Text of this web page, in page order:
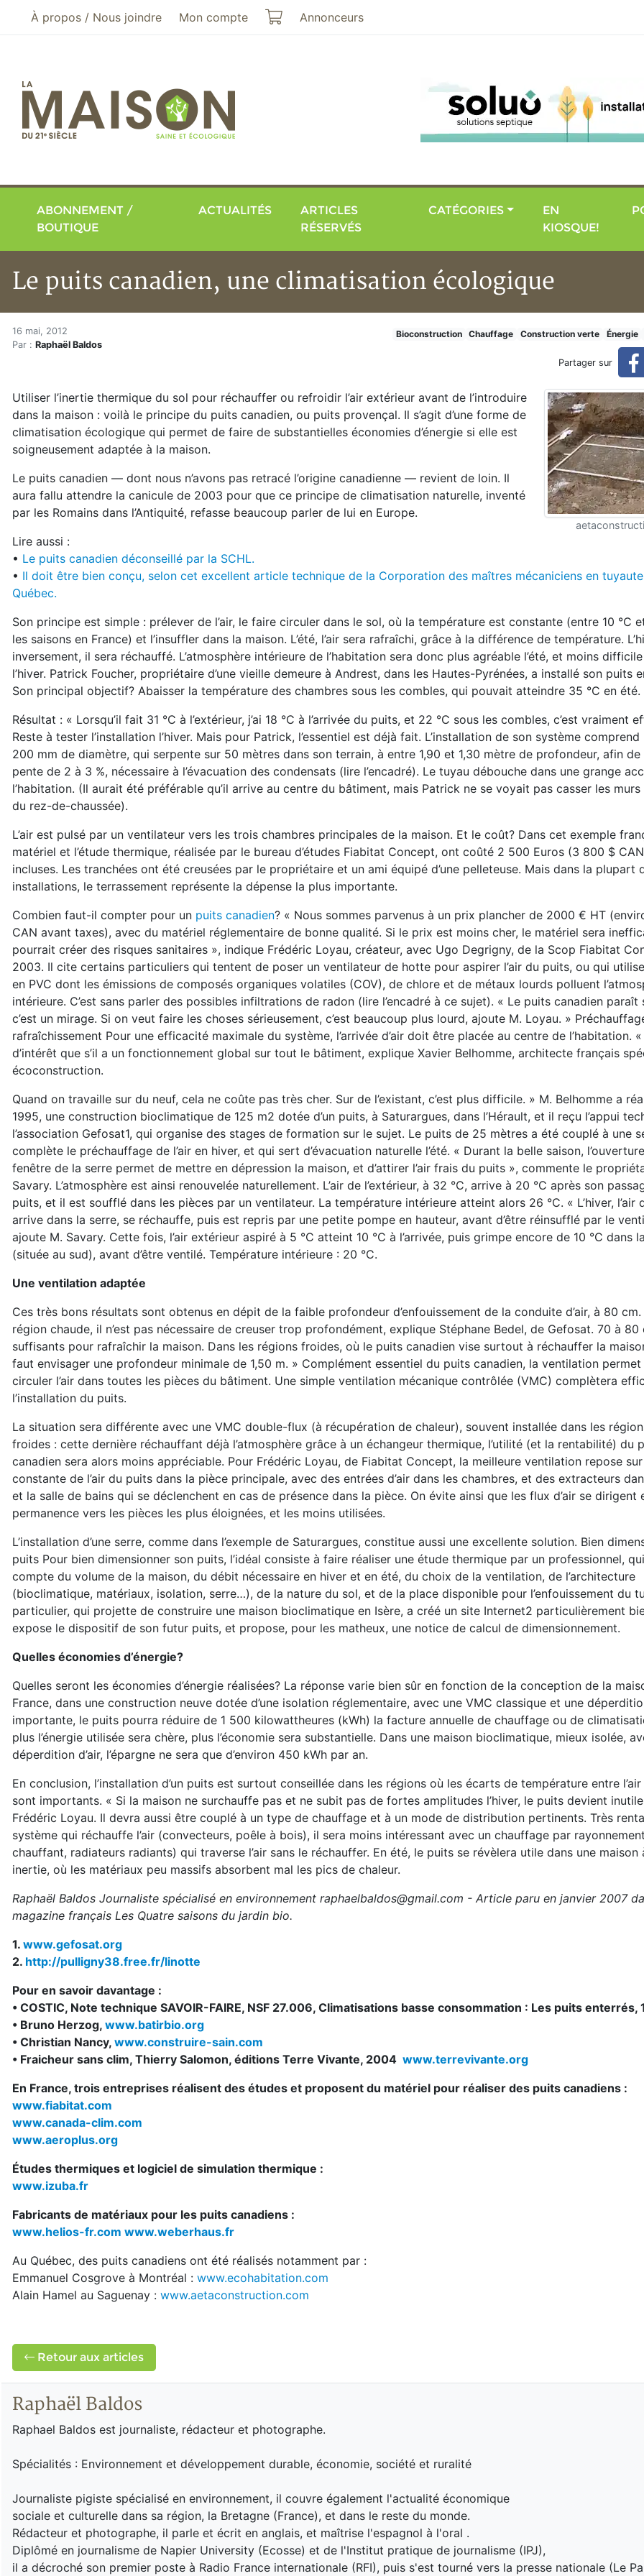
Aller au menu principal
Aller au contenu principal
À propos / Nous joindre Mon compte Mon panier
Annonceurs
ABONNEMENT /
BOUTIQUE
ACTUALITÉS
ARTICLES
RÉSERVÉS
CATÉGORIES
EN
KIOSQUE!
Le puits canadien, une climatisation écologique
Accueil
Articles
Le puits canadien, une climatisation écologique
Le puits canadien, une climatisation écologique
16 mai, 2012
Par : Raphaël Baldos
Bioconstruction Chauffage Construction verte Énergie
Partager sur
Utiliser l’inertie thermique du sol pour réchauffer ou refroidir l’air extérieur avant de l’introduire
dans la maison : voilà le principe du puits canadien, ou puits provençal. Il s’agit d’une forme de
climatisation écologique qui permet de faire de substantielles économies d’énergie si elle est
soigneusement adaptée à la maison.
Le puits canadien — dont nous n’avons pas retracé l’origine canadienne — revient de loin. Il
aura fallu attendre la canicule de 2003 pour que ce principe de climatisation naturelle, inventé
par les Romains dans l’Antiquité, refasse beaucoup parler de lui en Europe.
Lire aussi :
• Le puits canadien déconseillé par la SCHL.
• Il doit être bien conçu, selon cet excellent article technique de la Corporation des maîtres mécaniciens en
Québec.
Son principe est simple : prélever de l’air, le faire circuler dans le sol, où la température est constante (entre 10 °C
les saisons en France) et l’insuffler dans la maison. L’été, l’air sera rafraîchi, grâce à la différence de température.
inversement, il sera réchauffé. L’atmosphère intérieure de l’habitation sera donc plus agréable l’été, et moins
l’hiver. Patrick Foucher, propriétaire d’une vieille demeure à Andrest, dans les Hautes-Pyrénées, a installé son puits
Son principal objectif? Abaisser la température des chambres sous les combles, qui pouvait atteindre 35 °C en été.
Résultat : « Lorsqu’il fait 31 °C à l’extérieur, j’ai 18 °C à l’arrivée du puits, et 22 °C sous les combles, c’est vraiment
Reste à tester l’installation l’hiver. Mais pour Patrick, l’essentiel est déjà fait. L’installation de son système
200 mm de diamètre, qui serpente sur 50 mètres dans son terrain, à entre 1,90 et 1,30 mètre de profondeur, afin de
pente de 2 à 3 %, nécessaire à l’évacuation des condensats (lire l’encadré). Le tuyau débouche dans une grange
l’habitation. (Il aurait été préférable qu’il arrive au centre du bâtiment, mais Patrick ne se voyait pas casser les
du rez-de-chaussée).
L’air est pulsé par un ventilateur vers les trois chambres principales de la maison. Et le coût? Dans cet exemple
matériel et l’étude thermique, réalisée par le bureau d’études Fiabitat Concept, ont coûté 2 500 Euros (3 800 $
incluses. Les tranchées ont été creusées par le propriétaire et un ami équipé d’une pelleteuse. Mais dans la plupart
installations, le terrassement représente la dépense la plus importante.
Combien faut-il compter pour un puits canadien? « Nous sommes parvenus à un prix plancher de 2000 € HT
CAN avant taxes), avec du matériel réglementaire de bonne qualité. Si le prix est moins cher, le matériel sera
pourrait créer des risques sanitaires », indique Frédéric Loyau, créateur, avec Ugo Degrigny, de la Scop Fiabitat
2003. Il cite certains particuliers qui tentent de poser un ventilateur de hotte pour aspirer l’air du puits, ou qui
en PVC dont les émissions de composés organiques volatiles (COV), de chlore et de métaux lourds polluent
intérieure. C’est sans parler des possibles infiltrations de radon (lire l’encadré à ce sujet). « Le puits canadien paraît
c’est un mirage. Si on veut faire les choses sérieusement, c’est beaucoup plus lourd, ajoute M. Loyau. »
rafraîchissement Pour une efficacité maximale du système, l’arrivée d’air doit être placée au centre de l’habitation. «
d’intérêt que s’il a un fonctionnement global sur tout le bâtiment, explique Xavier Belhomme, architecte français
écoconstruction.
Quand on travaille sur du neuf, cela ne coûte pas très cher. Sur de l’existant, c’est plus difficile. » M. Belhomme a
1995, une construction bioclimatique de 125 m2 dotée d’un puits, à Saturargues, dans l’Hérault, et il reçu l’appui
l’association Gefosat1, qui organise des stages de formation sur le sujet. Le puits de 25 mètres a été couplé à une
complète le préchauffage de l’air en hiver, et qui sert d’évacuation naturelle l’été. « Durant la belle saison,
fenêtre de la serre permet de mettre en dépression la maison, et d’attirer l’air frais du puits », commente le
Savary. L’atmosphère est ainsi renouvelée naturellement. L’air de l’extérieur, à 32 °C, arrive à 20 °C après son
puits, et il est soufflé dans les pièces par un ventilateur. La température intérieure atteint alors 26 °C. « L’hiver, l’air
arrive dans la serre, se réchauffe, puis est repris par une petite pompe en hauteur, avant d’être réinsufflé par le
ajoute M. Savary. Cette fois, l’air extérieur aspiré à 5 °C atteint 10 °C à l’arrivée, puis grimpe encore de 10 °C dans
(située au sud), avant d’être ventilé. Température intérieure : 20 °C.
Une ventilation adaptée
Ces très bons résultats sont obtenus en dépit de la faible profondeur d’enfouissement de la conduite d’air, à 80 cm.
région chaude, il n’est pas nécessaire de creuser trop profondément, explique Stéphane Bedel, de Gefosat. 70 à 80
suffisants pour rafraîchir la maison. Dans les régions froides, où le puits canadien vise surtout à réchauffer la
faut envisager une profondeur minimale de 1,50 m. » Complément essentiel du puits canadien, la ventilation
circuler l’air dans toutes les pièces du bâtiment. Une simple ventilation mécanique contrôlée (VMC) complètera
l’installation du puits.
La situation sera différente avec une VMC double-flux (à récupération de chaleur), souvent installée dans les
froides : cette dernière réchauffant déjà l’atmosphère grâce à un échangeur thermique, l’utilité (et la rentabilité) du
canadien sera alors moins appréciable. Pour Frédéric Loyau, de Fiabitat Concept, la meilleure ventilation repose
constante de l’air du puits dans la pièce principale, avec des entrées d’air dans les chambres, et des extracteurs
et la salle de bains qui se déclenchent en cas de présence dans la pièce. On évite ainsi que les flux d’air se dirigent
permanence vers les pièces les plus éloignées, et les moins utilisées.
L’installation d’une serre, comme dans l’exemple de Saturargues, constitue aussi une excellente solution. Bien
puits Pour bien dimensionner son puits, l’idéal consiste à faire réaliser une étude thermique par un professionnel,
compte du volume de la maison, du débit nécessaire en hiver et en été, du choix de la ventilation, de l’architecture
(bioclimatique, matériaux, isolation, serre…), de la nature du sol, et de la place disponible pour l’enfouissement du
particulier, qui projette de construire une maison bioclimatique en Isère, a créé un site Internet2 particulièrement
expose le dispositif de son futur puits, et propose, pour les matheux, une notice de calcul de dimensionnement.
Quelles économies d’énergie?
Quelles seront les économies d’énergie réalisées? La réponse varie bien sûr en fonction de la conception de la
France, dans une construction neuve dotée d’une isolation réglementaire, avec une VMC classique et une
importante, le puits pourra réduire de 1 500 kilowattheures (kWh) la facture annuelle de chauffage ou de
plus l’énergie utilisée sera chère, plus l’économie sera substantielle. Dans une maison bioclimatique, mieux isolée,
déperdition d’air, l’épargne ne sera que d’environ 450 kWh par an.
En conclusion, l’installation d’un puits est surtout conseillée dans les régions où les écarts de température entre
sont importants. « Si la maison ne surchauffe pas et ne subit pas de fortes amplitudes l’hiver, le puits devient
Frédéric Loyau. Il devra aussi être couplé à un type de chauffage et à un mode de distribution pertinents. Très
système qui réchauffe l’air (convecteurs, poêle à bois), il sera moins intéressant avec un chauffage par
chauffant, radiateurs radiants) qui traverse l’air sans le réchauffer. En été, le puits se révèlera utile dans une maison
inertie, où les matériaux peu massifs absorbent mal les pics de chaleur.
Raphaël Baldos Journaliste spécialisé en environnement raphaelbaldos@gmail.com - Article paru en janvier 2007
magazine français Les Quatre saisons du jardin bio.
1. www.gefosat.org
2. http://pulligny38.free.fr/linotte
Pour en savoir davantage :
• COSTIC, Note technique SAVOIR-FAIRE, NSF 27.006, Climatisations basse consommation : Les puits enterrés,
• Bruno Herzog, www.batirbio.org
• Christian Nancy, www.construire-sain.com
• Fraicheur sans clim, Thierry Salomon, éditions Terre Vivante, 2004 www.terrevivante.org
En France, trois entreprises réalisent des études et proposent du matériel pour réaliser des puits canadiens :
www.fiabitat.com
www.canada-clim.com
www.aeroplus.org
Études thermiques et logiciel de simulation thermique :
www.izuba.fr
Fabricants de matériaux pour les puits canadiens :
www.helios-fr.com www.weberhaus.fr
Au Québec, des puits canadiens ont été réalisés notamment par :
Emmanuel Cosgrove à Montréal : www.ecohabitation.com
Alain Hamel au Saguenay : www.aetaconstruction.com
Retour aux articles
Raphaël Baldos
Raphael Baldos est journaliste, rédacteur et photographe.
Spécialités : Environnement et développement durable, économie, société et ruralité
Journaliste pigiste spécialisé en environnement, il couvre également l'actualité économique
sociale et culturelle dans sa région, la Bretagne (France), et dans le reste du monde.
Rédacteur et photographe, il parle et écrit en anglais, et maîtrise l'espagnol à l'oral .
Diplômé en journalisme de Napier University (Ecosse) et de l'Institut pratique de journalisme (IPJ),
il a décroché son premier poste à Radio France internationale (RFI), puis s'est tourné vers la presse nationale (Le